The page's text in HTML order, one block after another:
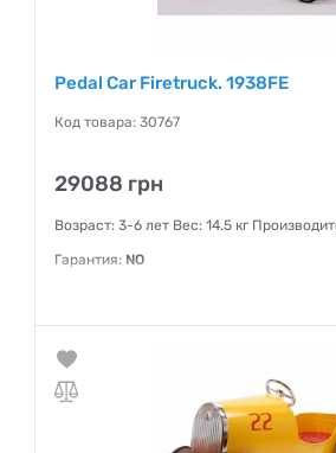
Pedal Car Firetruck. 1938FE
Код товара: 30767
29088 грн
Возраст: 3-6 лет Вес: 14.5 кг
Гарантия: NO